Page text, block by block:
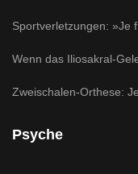
Sportverletzungen: »Je
Wenn das Iliosakral-
Zweischalen-Orthese:
Psyche